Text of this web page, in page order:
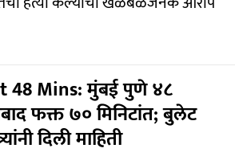
48 Mins: मुंबई पुणे ४८
फक्त ७० मिनिटांत; बुलेट
दिली माहिती